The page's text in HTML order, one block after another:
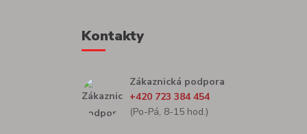
Kontakty
Zákaznická podpora
+420 723 384 454
(Po-Pá, 8-15 hod.)